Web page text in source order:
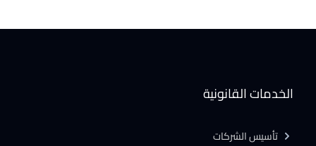
الخدمات القانونية
تأسيس الشركات